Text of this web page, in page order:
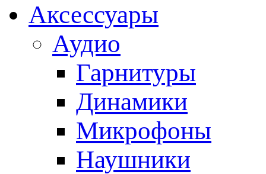
Аксессуары
Аудио
Гарнитуры
Динамики
Микрофоны
Наушники